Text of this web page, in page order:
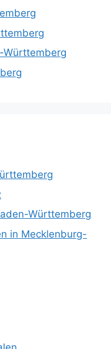
Württemberg
Württemberg
in Mecklenburg-